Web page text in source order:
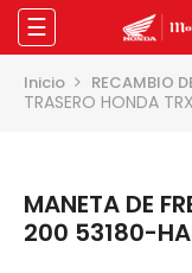
Navegación
de
palanca
☰
Inicio RECAMBIO
TRASERO HONDA
MANETA DE
200 53180-